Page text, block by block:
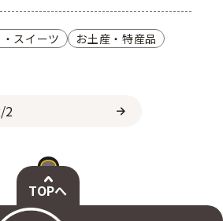
スイーツ お土産・特産品
TOPへ